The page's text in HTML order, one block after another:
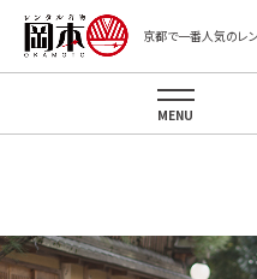
Warning: implode(): Invalid
/home/okamotokyoto/
京都で一番人気のレ
MENU